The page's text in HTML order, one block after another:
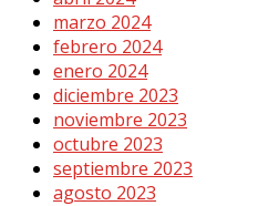
marzo 2024
febrero 2024
enero 2024
diciembre 2023
noviembre 2023
octubre 2023
septiembre 2023
agosto 2023